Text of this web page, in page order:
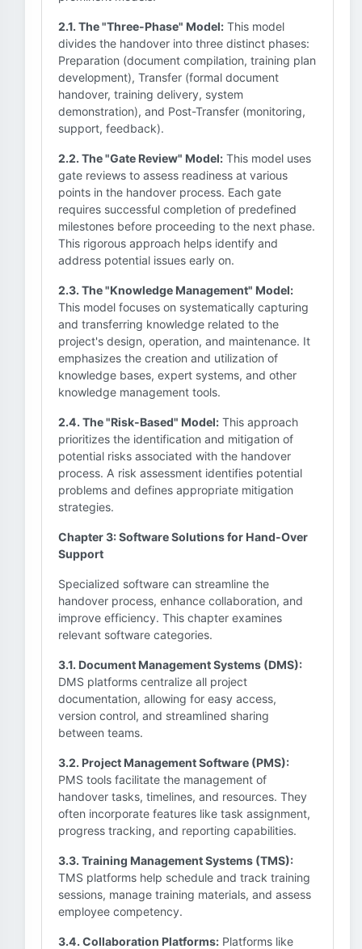
2.1. The "Three-Phase" Model: This model
divides the handover into three distinct phases:
Preparation (document compilation, training plan
development), Transfer (formal document
handover, training delivery, system
demonstration), and Post-Transfer (monitoring,
support, feedback).
2.2. The "Gate Review" Model: This model uses
gate reviews to assess readiness at various
points in the handover process. Each gate
requires successful completion of predefined
milestones before proceeding to the next phase.
This rigorous approach helps identify and
address potential issues early on.
2.3. The "Knowledge Management" Model:
This model focuses on systematically capturing
and transferring knowledge related to the
project's design, operation, and maintenance. It
emphasizes the creation and utilization of
knowledge bases, expert systems, and other
knowledge management tools.
2.4. The "Risk-Based" Model: This approach
prioritizes the identification and mitigation of
potential risks associated with the handover
process. A risk assessment identifies potential
problems and defines appropriate mitigation
strategies.
Chapter 3: Software Solutions for Hand-Over
Support
Specialized software can streamline the
handover process, enhance collaboration, and
improve efficiency. This chapter examines
relevant software categories.
3.1. Document Management Systems (DMS):
DMS platforms centralize all project
documentation, allowing for easy access,
version control, and streamlined sharing
between teams.
3.2. Project Management Software (PMS):
PMS tools facilitate the management of
handover tasks, timelines, and resources. They
often incorporate features like task assignment,
progress tracking, and reporting capabilities.
3.3. Training Management Systems (TMS):
TMS platforms help schedule and track training
sessions, manage training materials, and assess
employee competency.
3.4. Collaboration Platforms: Platforms like